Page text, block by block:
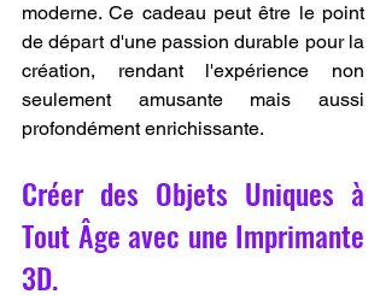
moderne. Ce cadeau peut être le point
de départ d'une passion durable pour la
création, rendant l'expérience non
seulement amusante mais aussi
profondément enrichissante.
Créer des Objets Uniques à
Tout Âge avec une Imprimante
3D.